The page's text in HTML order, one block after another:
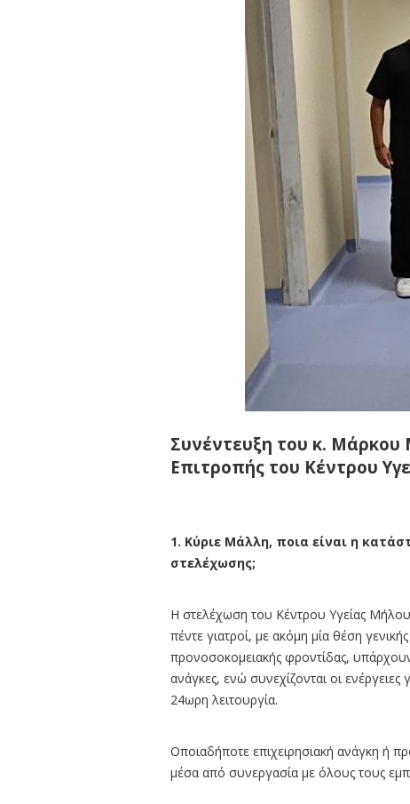
Συνέντευξη του κ. Μάρκου
Επιτροπής του Κέντρου
1. Κύριε Μάλλη, ποια είναι η
στελέχωσης;
Η στελέχωση του Κέντρου Υγείας Μήλου
πέντε γιατροί, με ακόμη μία θέση
προνοσοκομειακής φροντίδας,
ανάγκες, ενώ συνεχίζονται οι
24ωρη λειτουργία.
Οποιαδήποτε επιχειρησιακή ανάγκη ή
μέσα από συνεργασία με όλους τους